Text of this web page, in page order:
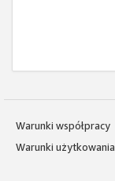
Warunki współpracy
Warunki użytkowania